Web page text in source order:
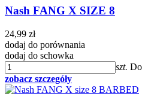
Nash FANG X SIZE 8
24,99 zł
dodaj do porównania
dodaj do schowka
szt.
zobacz szczegóły